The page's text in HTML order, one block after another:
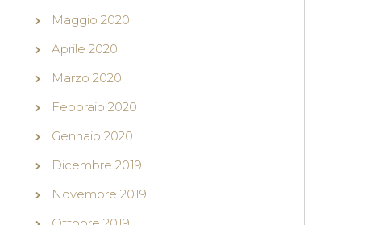
Maggio 2020
Aprile 2020
Marzo 2020
Febbraio 2020
Gennaio 2020
Dicembre 2019
Novembre 2019